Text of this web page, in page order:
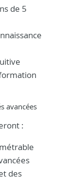
de 5
avancées
:
des